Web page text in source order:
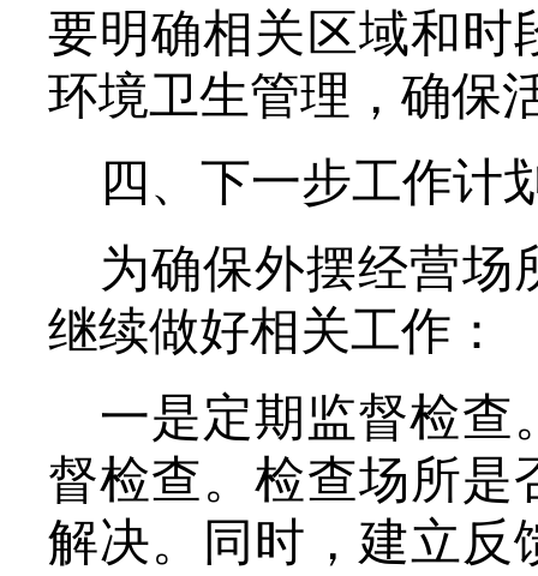
要明确相关区域和时
环境卫生管理，确保
四、下一步工作计
为确保外摆经营场
继续做好相关工作：
一是定期监督检查
督检查。检查场所是
解决。同时，建立反